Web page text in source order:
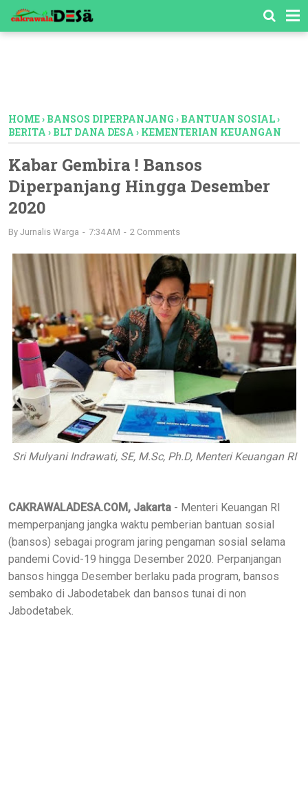
HOME› BANSOS DIPERPANJANG › BANTUAN SOSIAL›
BERITA › BLT DANA DESA › KEMENTERIAN KEUANGAN
Kabar Gembira ! Bansos
Diperpanjang Hingga Desember
2020
By Jurnalis Warga 7:34 AM 2 Comments
Sri Mulyani Indrawati, SE, M.Sc, Ph.D, Menteri Keuangan RI
CAKRAWALADESA.COM, Jakarta - Menteri Keuangan RI
memperpanjang jangka waktu pemberian bantuan sosial
(bansos) sebagai program jaring pengaman sosial selama
pandemi Covid-19 hingga Desember 2020. Perpanjangan
bansos hingga Desember berlaku pada program, bansos
sembako di Jabodetabek dan bansos tunai di non
Jabodetabek.